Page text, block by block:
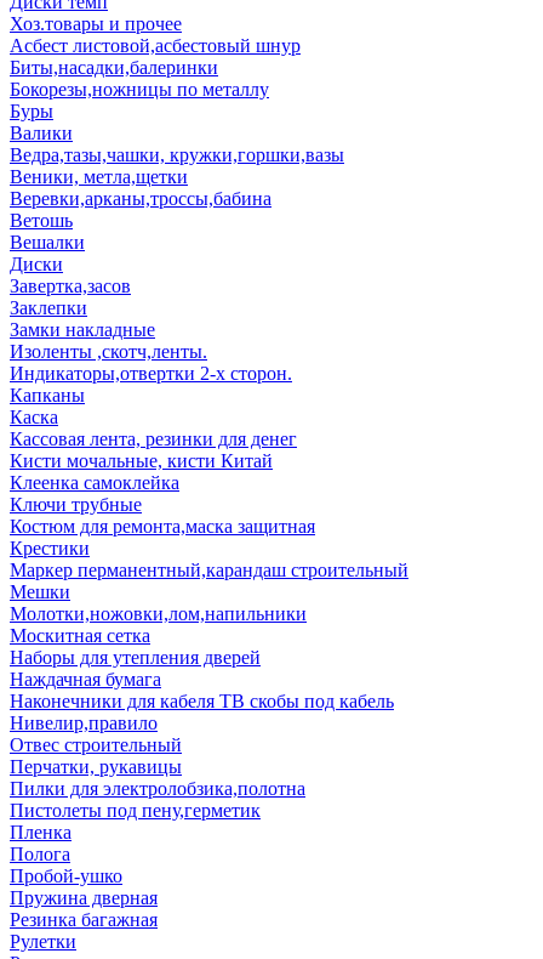
Хоз.товары и прочее
Асбест листовой,асбестовый шнур
Биты,насадки,балеринки
Бокорезы,ножницы по металлу
Буры
Валики
Ведра,тазы,чашки, кружки,горшки,вазы
Веники, метла,щетки
Веревки,арканы,троссы,бабина
Ветошь
Вешалки
Диски
Завертка,засов
Заклепки
Замки накладные
Изоленты ,скотч,ленты.
Индикаторы,отвертки 2-х сторон.
Капканы
Каска
Кассовая лента, резинки для денег
Кисти мочальные, кисти Китай
Клеенка самоклейка
Ключи трубные
Костюм для ремонта,маска защитная
Крестики
Маркер перманентный,карандаш строительный
Мешки
Молотки,ножовки,лом,напильники
Москитная сетка
Наборы для утепления дверей
Наждачная бумага
Наконечники для кабеля ТВ скобы под кабель
Нивелир,правило
Отвес строительный
Перчатки, рукавицы
Пилки для электролобзика,полотна
Пистолеты под пену,герметик
Пленка
Полога
Пробой-ушко
Пружина дверная
Резинка багажная
Рулетки